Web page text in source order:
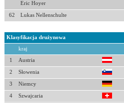
Eric Hoyer
62 Lukas Nellenschulte
Klasyfikacja drużynowa
kraj
1 Austria
2 Słowenia
3 Niemcy
4 Szwajcaria